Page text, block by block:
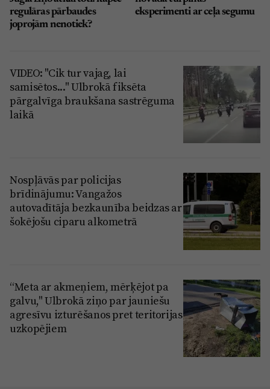
regulāras pārbaudes
joprojām nenotiek?
eksperimenti ar ceļa segumu
VIDEO: "Cik tur vajag, lai
samisētos..." Ulbrokā fiksēta
pārgalvīga braukšana sastrēguma
laikā
Nospļāvās par policijas
brīdinājumu: Vangažos
autovadītāja bezkaunība beidzas ar
šokējošu ciparu alkometrā
“Meta ar akmeņiem, mērķējot pa
galvu," Ulbrokā ziņo par jauniešu
agresīvu izturēšanos pret teritorijas
uzkopējiem